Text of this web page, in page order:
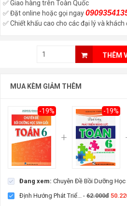
✅ Giao hàng trên Toàn Quốc
✅ Đặt online hoặc gọi ngay
✅ Chiết khấu cao cho các đại lý và khách
THÊM
MUA KÈM GIẢM THÊM
-19% -19%
Đang xem: Chuyên Đề Bồi Dưỡng Học
Định Hướng Phát Triể... - 62.000đ